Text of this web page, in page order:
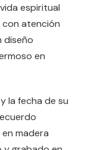
espiritual
con atención
diseño
en
la fecha de su
madera